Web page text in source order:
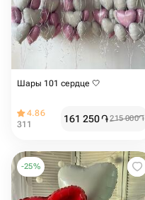
Шары 101 сердце 🤍
4.86
311
161 250֏215 000֏
-25%